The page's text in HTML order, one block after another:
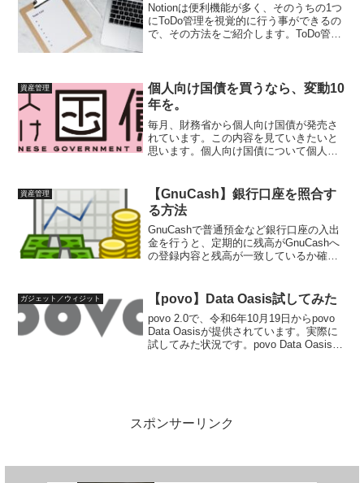
Notionは便利機能が多く、そのうちの1つ
にToDo管理を視覚的に行う事ができるの
で、その方法をご紹介します。ToDo管理
れだ...
資産管理
個人向け国債を買うなら、変動10
年を。
毎月、財務省から個人向け国債が発売さ
れています。この内容を見ていきたいと
思います。個人向け国債について個人向
個人向け国債は、変動金利10年満期（変
動10）固定金利5年満...
資産管理
【GnuCash】銀行口座を照合す
る方法
GnuCashで普通預金など銀行口座の入出
金を行うと、定期的に残高がGnuCashへ
の登録内容と残高が一致しているか確認
なくなってしまいます。GnuCashにおけ
る銀行...
ガジェット／ウィジット 【povo】Data Oasis試してみた
povo 2.0で、令和6年10月19日からpovo
Data Oasisが提供されています。実際に
試してみた状況です。povo Data Oasisと
スポンサーリンク